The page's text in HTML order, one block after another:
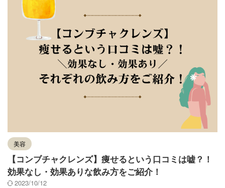
美容
【コンブチャクレンズ】痩せるという口コミは嘘？！
効果なし・効果ありな飲み方をご紹介！
2023/10/12